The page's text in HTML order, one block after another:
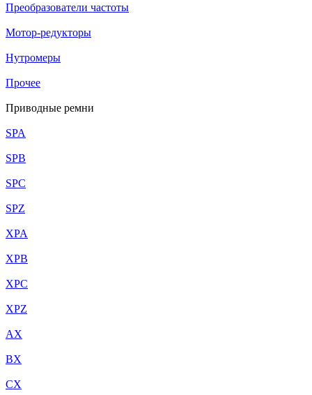
Преобразователи частоты
Мотор-редукторы
Нутромеры
Прочее
Приводные ремни
SPA
SPB
SPC
SPZ
XPA
XPB
XPC
XPZ
AX
BX
CX